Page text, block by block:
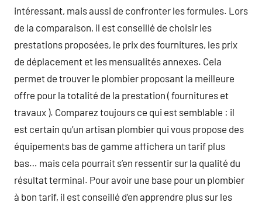
intéressant, mais aussi de confronter les formules. Lors
de la comparaison, il est conseillé de choisir les
prestations proposées, le prix des fournitures, les prix
de déplacement et les mensualités annexes. Cela
permet de trouver le plombier proposant la meilleure
offre pour la totalité de la prestation ( fournitures et
travaux ). Comparez toujours ce qui est semblable : il
est certain qu’un artisan plombier qui vous propose des
équipements bas de gamme affichera un tarif plus
bas… mais cela pourrait s’en ressentir sur la qualité du
résultat terminal. Pour avoir une base pour un plombier
à bon tarif, il est conseillé d’en apprendre plus sur les